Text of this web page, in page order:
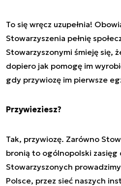
To się wręcz uzupełnia!
Stowarzyszenia pełnię
Stowarzyszonymi śmieję się,
dopiero jak pomogę im
gdy przywiozę im pierwsze
Przywieziesz?
Tak, przywiozę. Zarówno
bronią to ogólnopolski zasięg
Stowarzyszonych
Polsce, przez sieć naszych